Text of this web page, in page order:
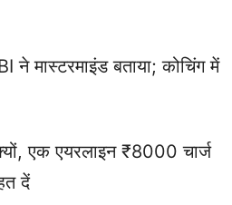
मास्टरमाइंड बताया; कोचिंग में
एक एयरलाइन ₹8000 चार्ज
दें